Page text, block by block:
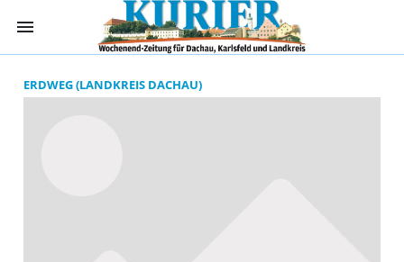
menu
ERDWEG (LANDKREIS DACHAU)